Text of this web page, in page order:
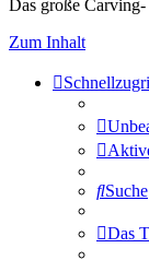
Das große
Zum Inhalt
Suche
Das